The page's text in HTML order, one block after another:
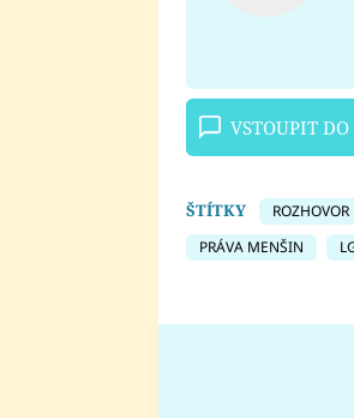
VSTOUPIT
ŠTÍTKY ROZHOVOR
PRÁVA MENŠIN